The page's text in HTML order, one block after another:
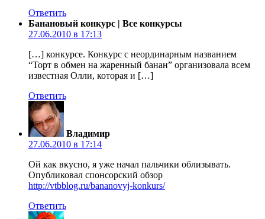
Ответить
Банановый конкурс | Все конкурсы
27.06.2010 в 17:13
[…] конкурсе. Конкурс с неординарным названием
“Торт в обмен на жаренный банан” организовала всем
известная Олли, которая и […]
Ответить
Владимир
27.06.2010 в 17:14
Ой как вкусно, я уже начал пальчики облизывать.
Опубликовал спонсорский обзор
http://vtbblog.ru/bananovyj-konkurs/
Ответить